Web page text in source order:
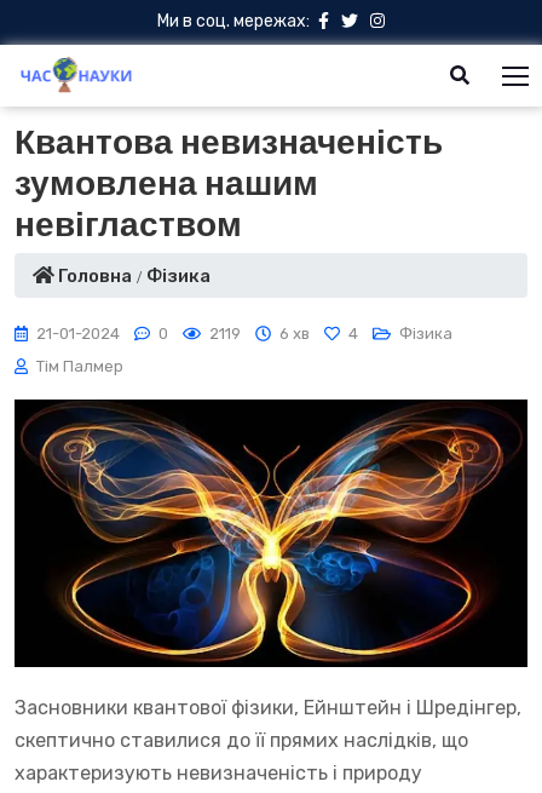
Ми в соц. мережах:
Квантова невизначеність
зумовлена нашим
невіглаством
Головна Фізика
21-01-2024 0 2119 6 хв 4
Фізика
Тім Палмер
Засновники квантової фізики, Ейнштейн і Шредінгер,
скептично ставилися до її прямих наслідків, що
характеризують невизначеність і природу